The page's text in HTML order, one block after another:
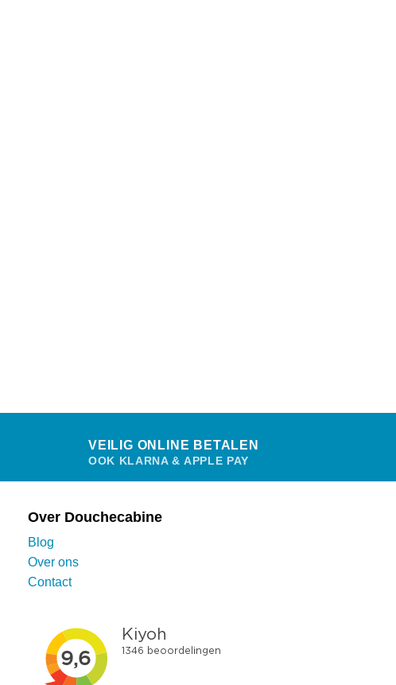
VEILIG ONLINE BETALEN
OOK KLARNA & APPLE PAY
Over Douchecabine
Blog
Over ons
Contact